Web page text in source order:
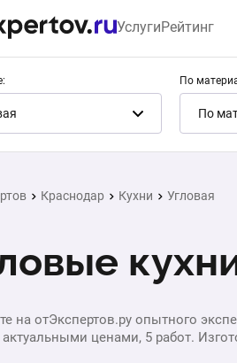
УслугиРейтинг
По
По
Краснодар Кухни Угловая
на отЭкспертов.ру опытного
ценами, 5 работ.